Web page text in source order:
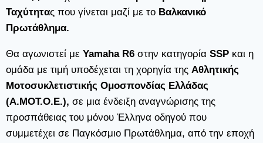
Ταχύτητας που γίνεται μαζί με το Βαλκανικό
Πρωτάθλημα.
Θα αγωνιστεί με Yamaha R6 στην κατηγορία SSP και η
ομάδα με τιμή υποδέχεται τη χορηγία της Αθλητικής
Μοτοσυκλετιστικής Ομοσπονδίας Ελλάδας
(Α.ΜΟΤ.Ο.Ε.), σε μια ένδειξη αναγνώρισης της
προσπάθειας του μόνου Έλληνα οδηγού που
συμμετέχει σε Παγκόσμιο Πρωτάθλημα, από την εποχή